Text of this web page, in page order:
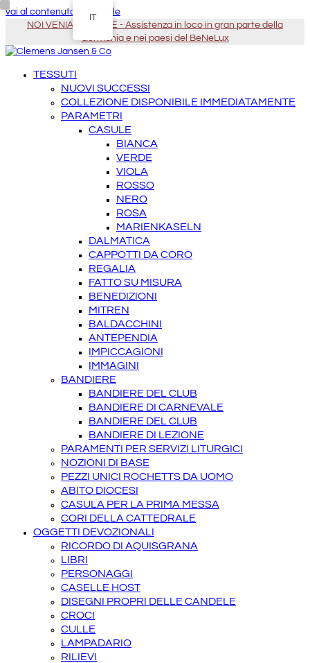
vai al contenuto principale
NOI VENIAMO DA TE - Assistenza in loco in gran parte della
Germania e nei paesi del BeNeLux
TESSUTI
NUOVI SUCCESSI
COLLEZIONE DISPONIBILE IMMEDIATAMENTE
PARAMETRI
CASULE
BIANCA
VERDE
VIOLA
ROSSO
NERO
ROSA
MARIENKASELN
DALMATICA
CAPPOTTI DA CORO
REGALIA
FATTO SU MISURA
BENEDIZIONI
MITREN
BALDACCHINI
ANTEPENDIA
IMPICCAGIONI
IMMAGINI
BANDIERE
BANDIERE DEL CLUB
BANDIERE DI CARNEVALE
BANDIERE DEL CLUB
BANDIERE DI LEZIONE
PARAMENTI PER SERVIZI LITURGICI
NOZIONI DI BASE
PEZZI UNICI ROCHETTS DA UOMO
ABITO DIOCESI
CASULA PER LA PRIMA MESSA
CORI DELLA CATTEDRALE
OGGETTI DEVOZIONALI
RICORDO DI AQUISGRANA
LIBRI
PERSONAGGI
CASELLE HOST
DISEGNI PROPRI DELLE CANDELE
CROCI
CULLE
LAMPADARIO
RILIEVI
IT